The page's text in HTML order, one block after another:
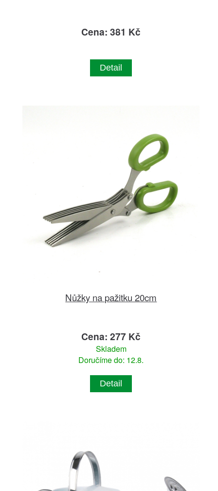
Cena: 381 Kč
Detail
Nůžky na pažitku 20cm
Cena: 277 Kč
Skladem
Doručíme do: 12.8.
Detail